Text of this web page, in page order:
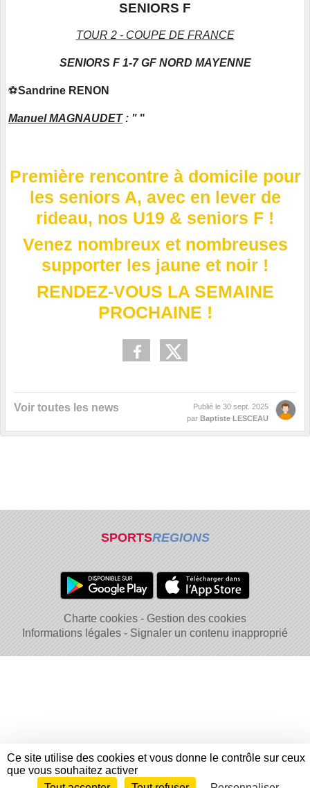
SENIORS F
TOUR 2 - COUPE DE FRANCE
SENIORS F 1-7 GF NORD MAYENNE
⚽Sandrine RENON
Manuel MAGNAUDET: " "
Première rencontre à domicile pour
les seniors A, avec en lever de
rideau, nos U19 & seniors F !
Venez nombreux et nombreuses
supporter les jaune et noir !
RENDEZ-VOUS LA SEMAINE
PROCHAINE !
Voir toutes les news Publié le 30 sept. 2025
par Baptiste LESCEAU
SPORTSREGIONS
Charte cookies
Gestion des cookies
Informations légales
Signaler un contenu inapproprié
Ce site utilise des cookies et vous donne le contrôle sur ceux
que vous souhaitez activer